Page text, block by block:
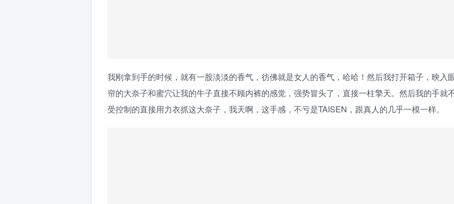
我刚拿到手的时候，就有一股淡淡的香气，彷佛就是女人的香气，哈哈！然后我打开箱子，映入
帘的大奈子和蜜穴让我的牛子直接不顾内裤的感觉，强势冒头了，直接一柱擎天。然后我的手就
受控制的直接用力衣抓这大奈子，我天啊，这手感，不亏是TAISEN，跟真人的几乎一模一样。